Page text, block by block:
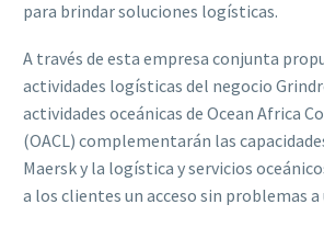
para brindar soluciones logísticas.
A través de esta empresa conjunta
actividades logísticas del negocio
actividades oceánicas de Ocean Africa
(OACL) complementarán las
Maersk y la logística y servicios
a los clientes un acceso sin problemas